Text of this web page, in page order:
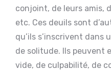
conjoint, de leurs amis,
etc. Ces deuils sont
qu’ils s’inscrivent
de solitude. Ils peuvent
vide, de culpabilité, de